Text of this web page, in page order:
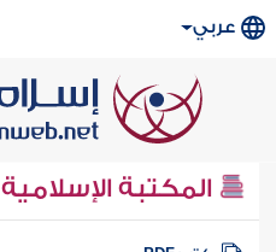
عربي
المكتبة الإسلامية